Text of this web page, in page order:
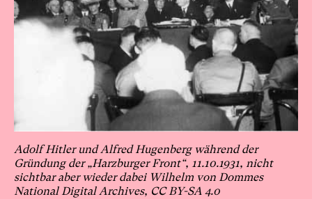
Adolf Hitler und Alfred Hugenberg während der
Gründung der „Harzburger Front“, 11.10.1931, nicht
sichtbar aber wieder dabei Wilhelm von Dommes
National Digital Archives, CC BY-SA 4.0